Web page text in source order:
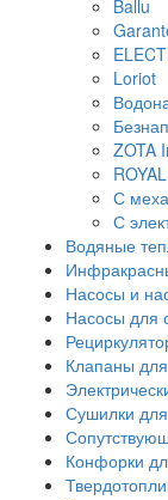
Ballu
Loriot
ZOTA
С
С
Водяные
Насосы и
Насосы для
Клапаны
Сушилки
Конфорки